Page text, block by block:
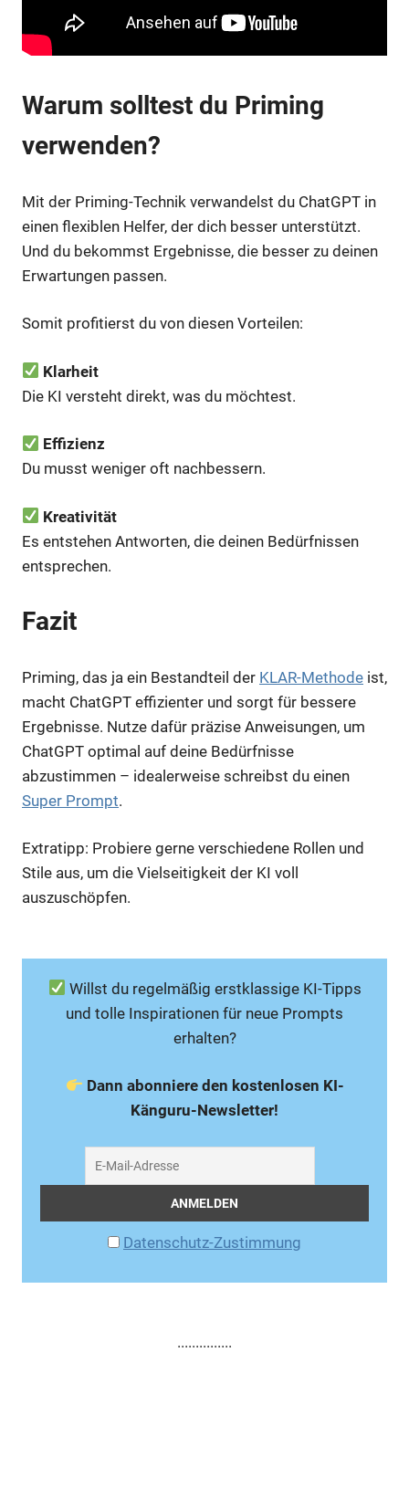
Warum solltest du Priming
verwenden?
Mit der Priming-Technik verwandelst du ChatGPT in
einen flexiblen Helfer, der dich besser unterstützt.
Und du bekommst Ergebnisse, die besser zu deinen
Erwartungen passen.
Somit profitierst du von diesen Vorteilen:
Klarheit
Die KI versteht direkt, was du möchtest.
Effizienz
Du musst weniger oft nachbessern.
Kreativität
Es entstehen Antworten, die deinen Bedürfnissen
entsprechen.
Fazit
Priming, das ja ein Bestandteil der KLAR-Methode ist,
macht ChatGPT effizienter und sorgt für bessere
Ergebnisse. Nutze dafür präzise Anweisungen, um
ChatGPT optimal auf deine Bedürfnisse
abzustimmen – idealerweise schreibst du einen
Super Prompt.
Extratipp: Probiere gerne verschiedene Rollen und
Stile aus, um die Vielseitigkeit der KI voll
auszuschöpfen.
Willst du regelmäßig erstklassige KI-Tipps
und tolle Inspirationen für neue Prompts
erhalten?
Dann abonniere den kostenlosen KI-
Känguru-Newsletter!
Datenschutz-Zustimmung
...............